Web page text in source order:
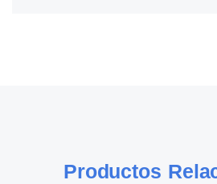
Productos